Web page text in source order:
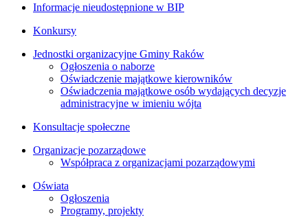
Informacje nieudostępnione w BIP
Konkursy
Jednostki organizacyjne Gminy Raków
Ogłoszenia o naborze
Oświadczenie majątkowe kierowników
Oświadczenia majątkowe osób wydających decyzje
administracyjne w imieniu wójta
Konsultacje społeczne
Organizacje pozarządowe
Współpraca z organizacjami pozarządowymi
Oświata
Ogłoszenia
Programy, projekty